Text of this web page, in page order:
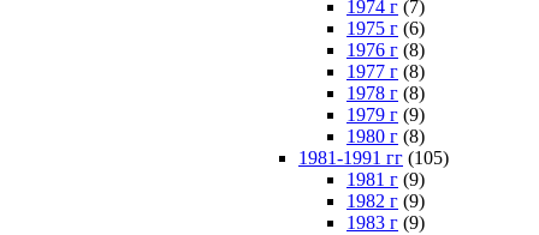
1974 г (7)
1975 г (6)
1976 г (8)
1977 г (8)
1978 г (8)
1979 г (9)
1980 г (8)
1981-1991 гг (105)
1981 г (9)
1982 г (9)
1983 г (9)